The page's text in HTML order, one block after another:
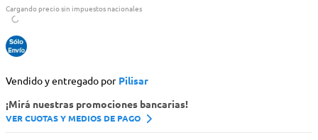
Cargando precio sin impuestos nacionales
Vendido y entregado por Pilisar
¡Mirá nuestras promociones bancarias!
VER CUOTAS Y MEDIOS DE PAGO